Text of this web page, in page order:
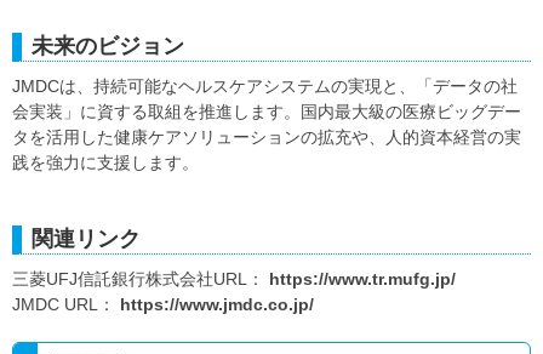
未来のビジョン
JMDCは、持続可能なヘルスケアシステムの実現と、「データの社
会実装」に資する取組を推進します。国内最大級の医療ビッグデー
タを活用した健康ケアソリューションの拡充や、人的資本経営の実
践を強力に支援します。
関連リンク
三菱UFJ信託銀行株式会社URL： https://www.tr.mufg.jp/
JMDC URL： https://www.jmdc.co.jp/